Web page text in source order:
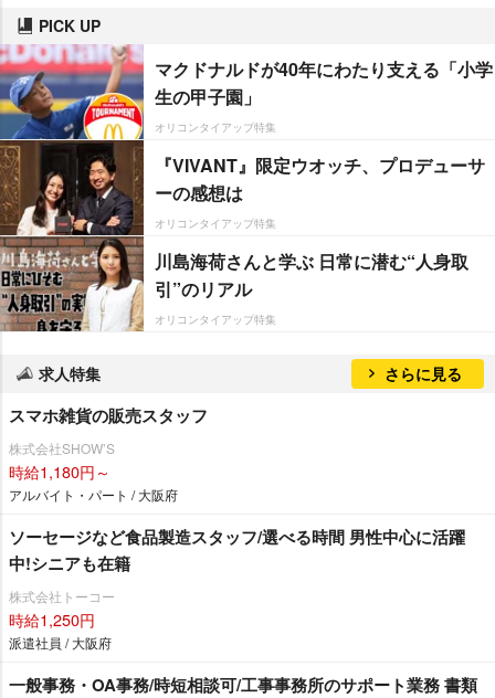
PICK UP
マクドナルドが40年にわたり支える「小学
生の甲子園」
オリコンタイアップ特集
『VIVANT』限定ウオッチ、プロデューサ
ーの感想は
オリコンタイアップ特集
川島海荷さんと学ぶ 日常に潜む“人身取
引”のリアル
オリコンタイアップ特集
求人特集 さらに見る
スマホ雑貨の販売スタッフ
株式会社SHOW’S
時給1,180円～
アルバイト・パート / 大阪府
ソーセージなど食品製造スタッフ/選べる時間 男性中心に活躍
中!シニアも在籍
株式会社トーコー
時給1,250円
派遣社員 / 大阪府
一般事務・OA事務/時短相談可/工事事務所のサポート業務 書類